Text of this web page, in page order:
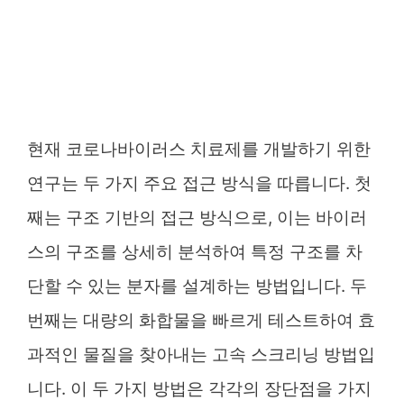
현재 코로나바이러스 치료제를 개발하기 위한
연구는 두 가지 주요 접근 방식을 따릅니다. 첫
째는 구조 기반의 접근 방식으로, 이는 바이러
스의 구조를 상세히 분석하여 특정 구조를 차
단할 수 있는 분자를 설계하는 방법입니다. 두
번째는 대량의 화합물을 빠르게 테스트하여 효
과적인 물질을 찾아내는 고속 스크리닝 방법입
니다. 이 두 가지 방법은 각각의 장단점을 가지